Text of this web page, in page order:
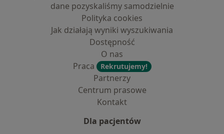
dane pozyskaliśmy samodzielnie
Polityka cookies
Jak działają wyniki wyszukiwania
Dostępność
O nas
Praca
Rekrutujemy!
Partnerzy
Centrum prasowe
Kontakt
Dla pacjentów